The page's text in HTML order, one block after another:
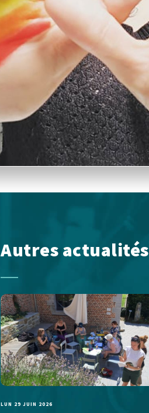
Autres actualités
LUN 29 JUIN 2026